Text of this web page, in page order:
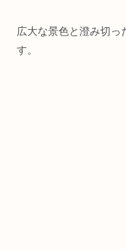
広大な景色と澄み切っ
す。